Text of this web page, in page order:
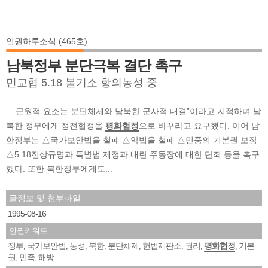
인권하루소식 (465호)
남북정부 분단극복 결단 촉구
민교협 5.18 불기소 항의농성 중
... 근원적 요소는 분단체제와 남북한 군사적 대결”이라고 지적하며 남
북한 정부에게 정전협정을 평화협정으로 바꾸라고 요구했다. 이어 남
한정부는 △국가보안법을 철폐 △악법을 철폐 △민중의 기본권 보장
△5.18진상규명과 특별법 제정과 내란 주동장에 대한 단죄 등을 촉구
했다. 또한 북한정부에게도...
글정보 및 첨부파일
1995-08-16
인권키워드
정부 국가보안법 농성 북한, 분단체제 헌법재판소 권리 평화협정 기본
권 민족 해방